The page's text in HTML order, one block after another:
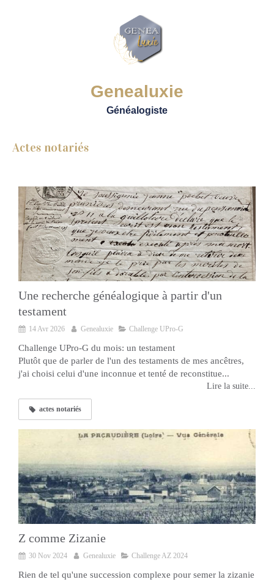
Genealuxie
Généalogiste
Actes notariés
Une recherche généalogique à partir d'un
testament
14 Avr 2026 Genealuxie Challenge UPro-G
Challenge UPro-G du mois: un testament
Plutôt que de parler de l'un des testaments de mes ancêtres,
j'ai choisi celui d'une inconnue et tenté de reconstitue...
Lire la suite...
actes notariés
Z comme Zizanie
30 Nov 2024 Genealuxie Challenge AZ 2024
Rien de tel qu'une succession complexe pour semer la zizanie